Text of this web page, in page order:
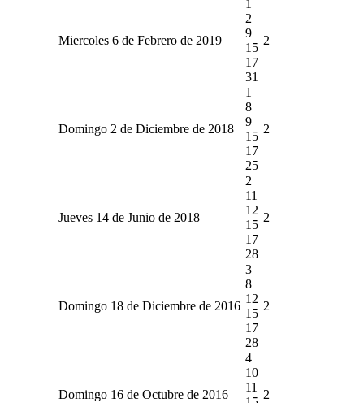
Miercoles 6 de Febrero de 2019
1
2
9
15
17
31
2
Domingo 2 de Diciembre de 2018
1
8
9
15
17
25
2
Jueves 14 de Junio de 2018
2
11
12
15
17
28
2
Domingo 18 de Diciembre de 2016
3
8
12
15
17
28
2
Domingo 16 de Octubre de 2016
4
10
11
2